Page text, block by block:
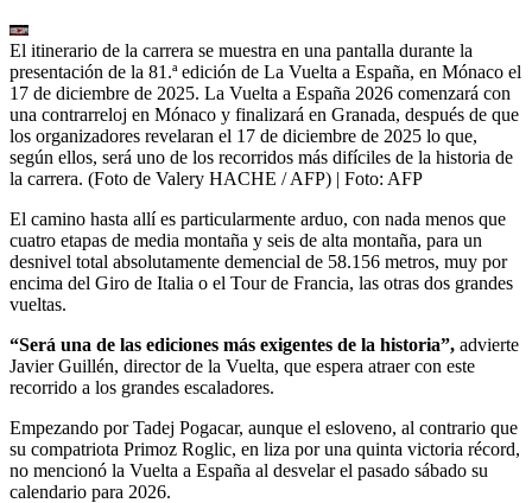
El itinerario de la carrera se muestra en una pantalla durante la
presentación de la 81.ª edición de La Vuelta a España, en Mónaco el
17 de diciembre de 2025. La Vuelta a España 2026 comenzará con
una contrarreloj en Mónaco y finalizará en Granada, después de que
los organizadores revelaran el 17 de diciembre de 2025 lo que,
según ellos, será uno de los recorridos más difíciles de la historia de
la carrera. (Foto de Valery HACHE / AFP) | Foto: AFP
El camino hasta allí es particularmente arduo, con nada menos que
cuatro etapas de media montaña y seis de alta montaña, para un
desnivel total absolutamente demencial de 58.156 metros, muy por
encima del Giro de Italia o el Tour de Francia, las otras dos grandes
vueltas.
“Será una de las ediciones más exigentes de la historia”, advierte
Javier Guillén, director de la Vuelta, que espera atraer con este
recorrido a los grandes escaladores.
Empezando por Tadej Pogacar, aunque el esloveno, al contrario que
su compatriota Primoz Roglic, en liza por una quinta victoria récord,
no mencionó la Vuelta a España al desvelar el pasado sábado su
calendario para 2026.